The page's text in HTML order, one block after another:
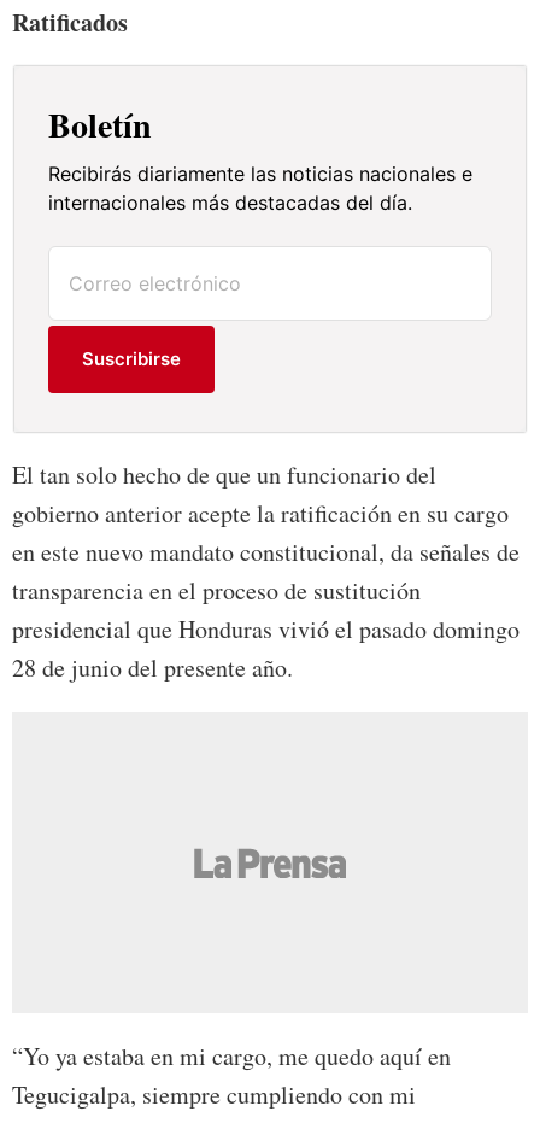
Ratificados
Boletín
Recibirás diariamente las noticias nacionales e
internacionales más destacadas del día.
Suscribirse
El tan solo hecho de que un funcionario del
gobierno anterior acepte la ratificación en su cargo
en este nuevo mandato constitucional, da señales de
transparencia en el proceso de sustitución
presidencial que Honduras vivió el pasado domingo
28 de junio del presente año.
“Yo ya estaba en mi cargo, me quedo aquí en
Tegucigalpa, siempre cumpliendo con mi